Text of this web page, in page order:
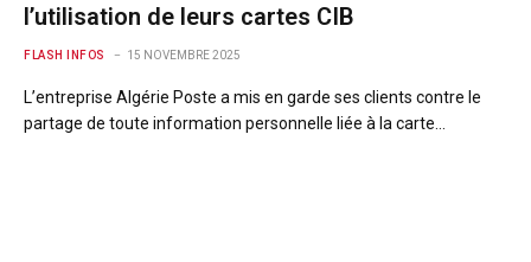
l’utilisation de leurs cartes CIB
FLASH INFOS 15 NOVEMBRE 2025
L’entreprise Algérie Poste a mis en garde ses clients contre le
partage de toute information personnelle liée à la carte…